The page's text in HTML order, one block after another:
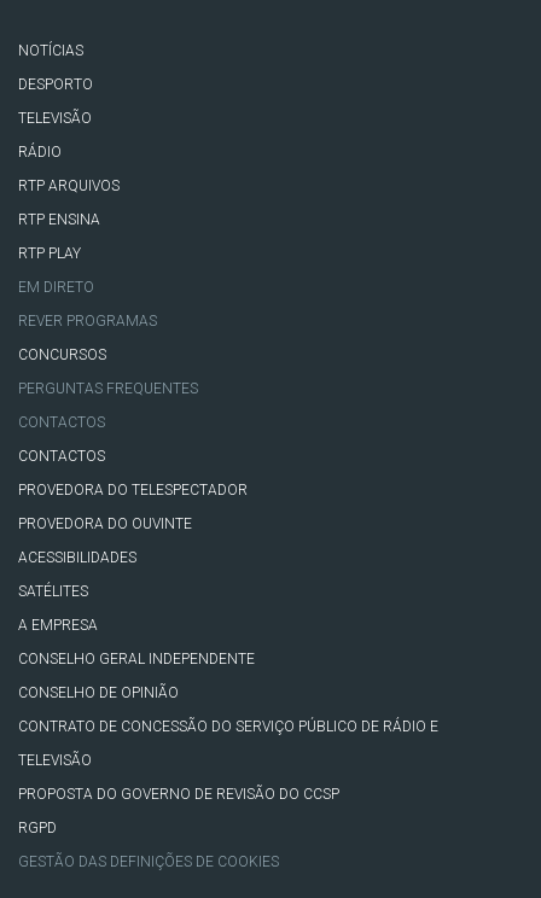
NOTÍCIAS
DESPORTO
TELEVISÃO
RÁDIO
RTP ARQUIVOS
RTP ENSINA
RTP PLAY
EM DIRETO
REVER PROGRAMAS
CONCURSOS
PERGUNTAS FREQUENTES
CONTACTOS
CONTACTOS
PROVEDORA DO TELESPECTADOR
PROVEDORA DO OUVINTE
ACESSIBILIDADES
SATÉLITES
A EMPRESA
CONSELHO GERAL INDEPENDENTE
CONSELHO DE OPINIÃO
CONTRATO DE CONCESSÃO DO SERVIÇO PÚBLICO DE RÁDIO E
TELEVISÃO
PROPOSTA DO GOVERNO DE REVISÃO DO CCSP
RGPD
GESTÃO DAS DEFINIÇÕES DE COOKIES